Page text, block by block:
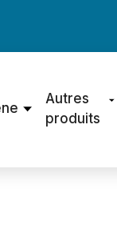
Autres
produits